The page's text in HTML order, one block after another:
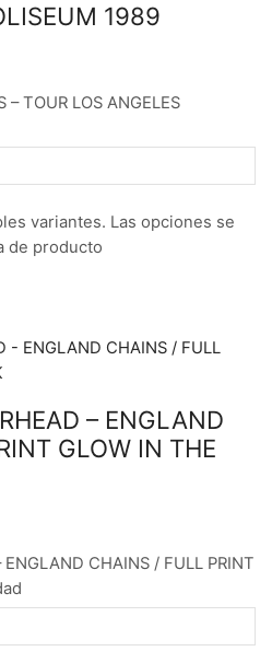
1989
– TOUR LOS ANGELES
variantes. Las opciones se
de producto
– ENGLAND
GLOW IN THE
CHAINS / FULL PRINT